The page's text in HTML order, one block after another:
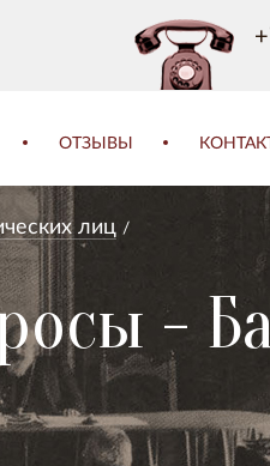
ОТЗЫВЫ
лиц
-